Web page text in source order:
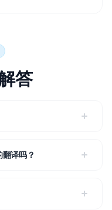
答
译吗？